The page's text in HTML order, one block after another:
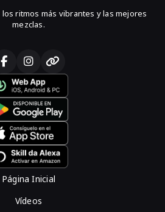
ritmos más vibrantes y las mejores
mezclas.
Página Inicial
Vídeos